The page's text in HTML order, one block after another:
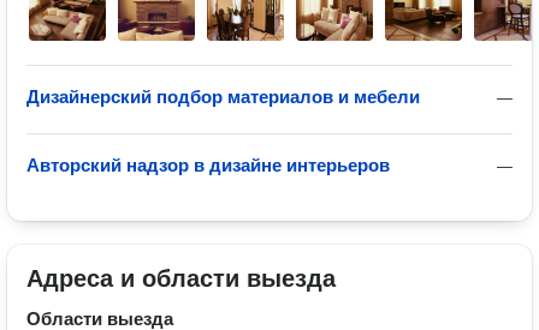
—
Дизайнерский подбор материалов и мебели
—
Авторский надзор в дизайне интерьеров
Адреса и области выезда
Области выезда